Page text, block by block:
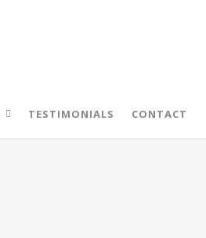
TESTIMONIALS CONTACT